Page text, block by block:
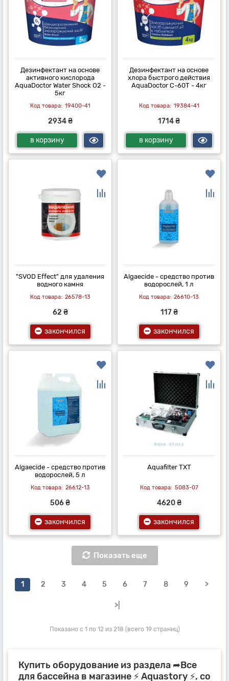
Дезинфектант на основе
активного кислорода
AquaDoctor Water Shock О2 -
5кг
19400-41
2934 ₴
в корзину
Дезинфектант на основе
хлора быстрого действия
AquaDoctor C-60T - 4кг
19384-41
1714 ₴
в корзину
"SVOD Effect" для удаления
водного камня
26578-13
62 ₴
закончился
Algaecide - средство против
водорослей, 1 л
26610-13
117 ₴
закончился
Algaecide - средство против
водорослей, 5 л
26612-13
506 ₴
закончился
Aquafilter TXT
5083-07
4620 ₴
закончился
Показать еще
1 2 3 4 5 6 7 8 9 >
>|
Показано с 1 по 12 из 218 (всего 19 страниц)
Купить оборудование из раздела ➦Все
для бассейна в магазине ⚡ Aquastory ⚡, со